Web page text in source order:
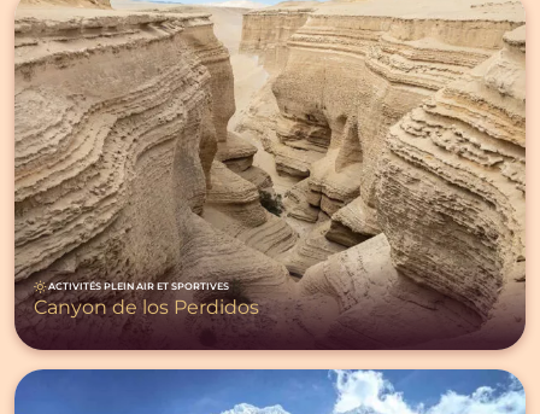
ACTIVITÉS PLEIN AIR ET SPORTIVES
Canyon de los Perdidos